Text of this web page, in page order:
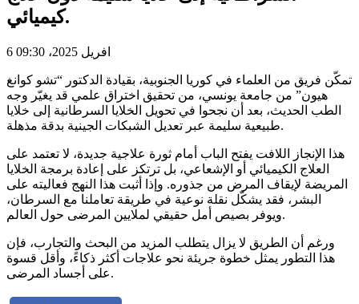
كيميائي.
6 افريل 2025، 09:30
تمكّن فريق من العلماء في كوريا الجنوبية، بقيادة الدكتور “تشو كوانغ
هيون” من جامعة يونسي، من تحقيق اختراق علمي قد يغيّر وجه
الطب الحديث، بعد أن نجحوا في تحويل الخلايا السرطانية إلى خلايا
طبيعية سليمة عبر تعديل الشبكات الجينية بدقة مذهلة.
هذا الإنجاز اللافت يفتح الباب أمام ثورة علاجية جديدة، لا تعتمد على
العلاج الكيميائي أو الإشعاعي، بل ترتكز على إعادة برمجة الخلايا
المريضة لإيقاف المرض من جذوره. وإذا أثبت هذا النهج فعاليته على
البشر، فقد يشكّل نقلة نوعية في طريقة تعاملنا مع السرطان،
ويوفر بصيص أمل حقيقي لملايين المرضى حول العالم.
ورغم أن الطريق لا يزال يتطلب المزيد من البحث والتجارب، فإن
هذا التطور يمثل خطوة جريئة نحو علاجات أكثر ذكاءً، وأقل قسوة
على أجساد المرضى.